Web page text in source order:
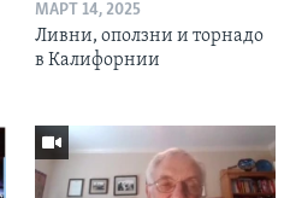
МАРТ 14, 2025
Ливни, оползни и торнадо
в Калифорнии